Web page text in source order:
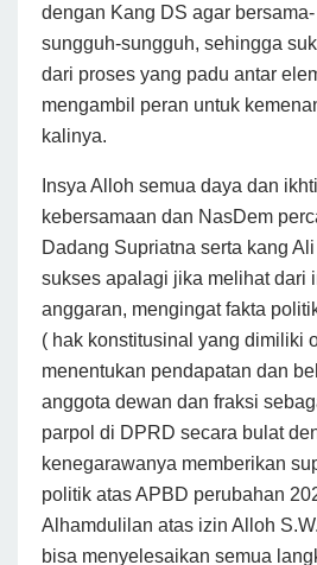
dengan Kang DS agar
sungguh-sungguh, sehingga
dari proses yang padu antar
mengambil peran untuk
kalinya.
Insya Alloh semua daya dan
kebersamaan dan NasDem
Dadang Supriatna serta kang
sukses apalagi jika melihat dari
anggaran, mengingat fakta
( hak konstitusinal yang dimiliki
menentukan pendapatan dan
anggota dewan dan fraksi
parpol di DPRD secara bulat
kenegarawanya memberikan
politik atas APBD perubahan
Alhamdulilan atas izin Alloh
bisa menyelesaikan semua